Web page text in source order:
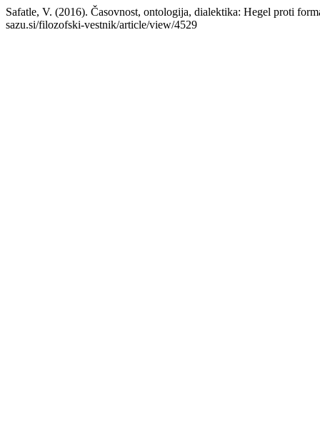
Safatle, V. (2016). Časovnost, ontologija, dialektika: Hegel proti
sazu.si/filozofski-vestnik/article/view/4529